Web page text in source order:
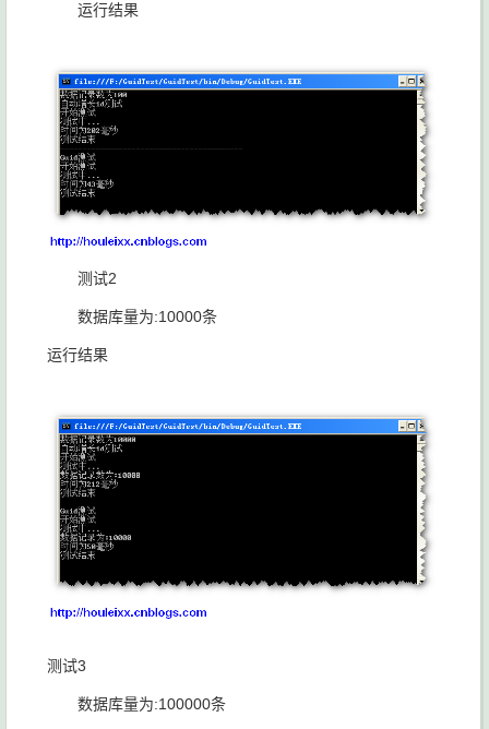
运行结果
测试2
数据库量为:10000条
运行结果
测试3
数据库量为:100000条